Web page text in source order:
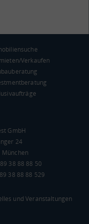
/ Kreisfreie Stadt
Bundesland
Verkaufen
GmbH
24
München
38 88 88 50
38 88 88 529
und Veranstaltungen